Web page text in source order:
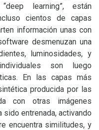
learning”, están
cientos de capas
información unas con
desmenuzan una
luminosidades, y
son luego
En las capas más
producida por las
con otras imágenes
entrenada, activando
encuentra similitudes, y